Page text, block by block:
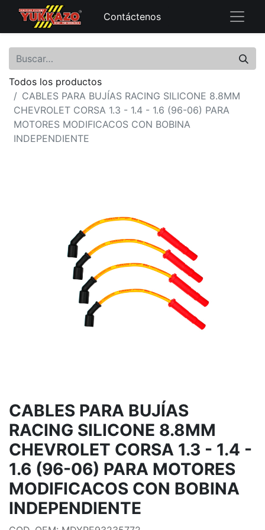
Contáctenos
Todos los productos
CABLES PARA BUJÍAS RACING SILICONE 8.8MM
CHEVROLET CORSA 1.3 - 1.4 - 1.6 (96-06) PARA
MOTORES MODIFICACOS CON BOBINA
INDEPENDIENTE
CABLES PARA BUJÍAS
RACING SILICONE 8.8MM
CHEVROLET CORSA 1.3 - 1.4 -
1.6 (96-06) PARA MOTORES
MODIFICACOS CON BOBINA
INDEPENDIENTE